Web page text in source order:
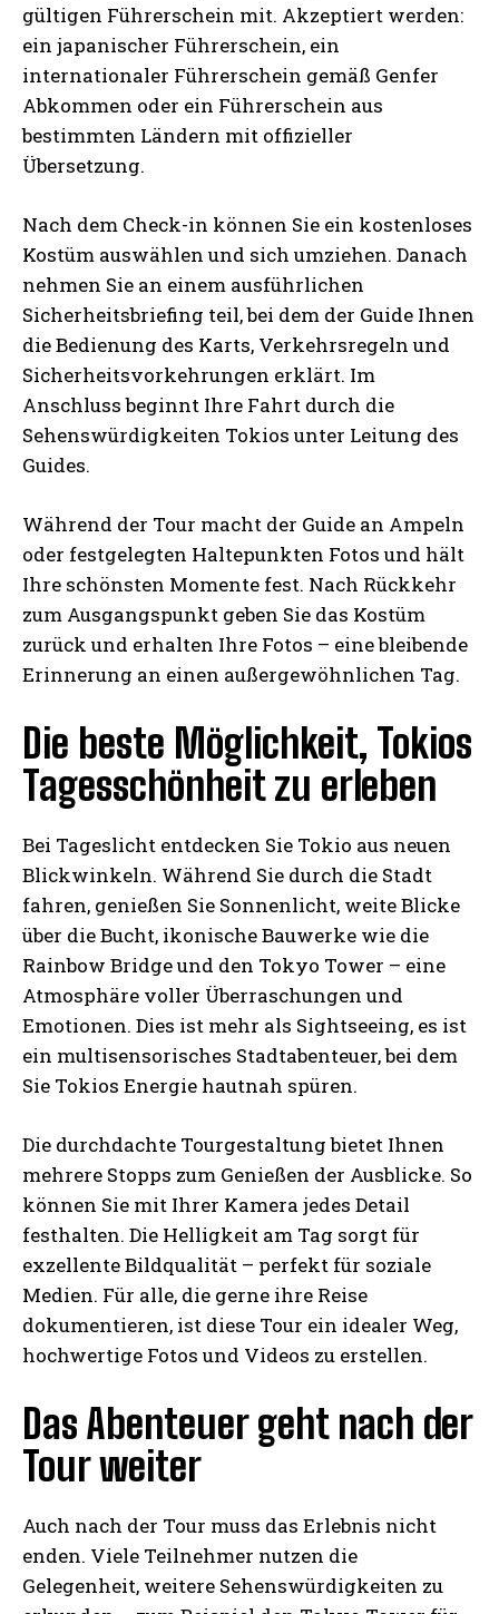
gültigen Führerschein mit. Akzeptiert werden:
ein japanischer Führerschein, ein
internationaler Führerschein gemäß Genfer
Abkommen oder ein Führerschein aus
bestimmten Ländern mit offizieller
Übersetzung.
Nach dem Check-in können Sie ein kostenloses
Kostüm auswählen und sich umziehen. Danach
nehmen Sie an einem ausführlichen
Sicherheitsbriefing teil, bei dem der Guide Ihnen
die Bedienung des Karts, Verkehrsregeln und
Sicherheitsvorkehrungen erklärt. Im
Anschluss beginnt Ihre Fahrt durch die
Sehenswürdigkeiten Tokios unter Leitung des
Guides.
Während der Tour macht der Guide an Ampeln
oder festgelegten Haltepunkten Fotos und hält
Ihre schönsten Momente fest. Nach Rückkehr
zum Ausgangspunkt geben Sie das Kostüm
zurück und erhalten Ihre Fotos – eine bleibende
Erinnerung an einen außergewöhnlichen Tag.
Die beste Möglichkeit, Tokios
Tagesschönheit zu erleben
Bei Tageslicht entdecken Sie Tokio aus neuen
Blickwinkeln. Während Sie durch die Stadt
fahren, genießen Sie Sonnenlicht, weite Blicke
über die Bucht, ikonische Bauwerke wie die
Rainbow Bridge und den Tokyo Tower – eine
Atmosphäre voller Überraschungen und
Emotionen. Dies ist mehr als Sightseeing, es ist
ein multisensorisches Stadtabenteuer, bei dem
Sie Tokios Energie hautnah spüren.
Die durchdachte Tourgestaltung bietet Ihnen
mehrere Stopps zum Genießen der Ausblicke. So
können Sie mit Ihrer Kamera jedes Detail
festhalten. Die Helligkeit am Tag sorgt für
exzellente Bildqualität – perfekt für soziale
Medien. Für alle, die gerne ihre Reise
dokumentieren, ist diese Tour ein idealer Weg,
hochwertige Fotos und Videos zu erstellen.
Das Abenteuer geht nach der
Tour weiter
Auch nach der Tour muss das Erlebnis nicht
enden. Viele Teilnehmer nutzen die
Gelegenheit, weitere Sehenswürdigkeiten zu